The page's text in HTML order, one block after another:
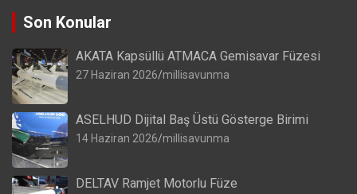
Son Konular
AKATA Kapsüllü ATMACA Gemisavar Füzesi
27 Haziran 2026 millisavunma
ASELHUD Dijital Baş Üstü Gösterge Birimi
14 Haziran 2026 millisavunma
DELTAV Ramjet Motorlu Füze